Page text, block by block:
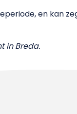
en kan
in Breda.